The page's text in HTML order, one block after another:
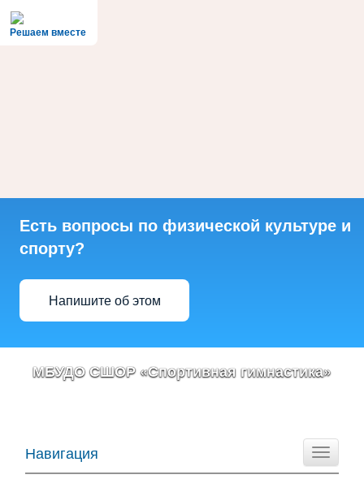
Решаем вместе
Есть вопросы по физической культуре и
спорту?
Напишите об этом
МБУДО СШОР «Спортивная гимнастика»
Toggle
Навигация